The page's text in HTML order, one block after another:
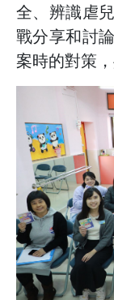
全、辨識虐
戰分享和討
案時的對策